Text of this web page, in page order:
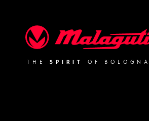
THESPIRIT OF BOLOGNA